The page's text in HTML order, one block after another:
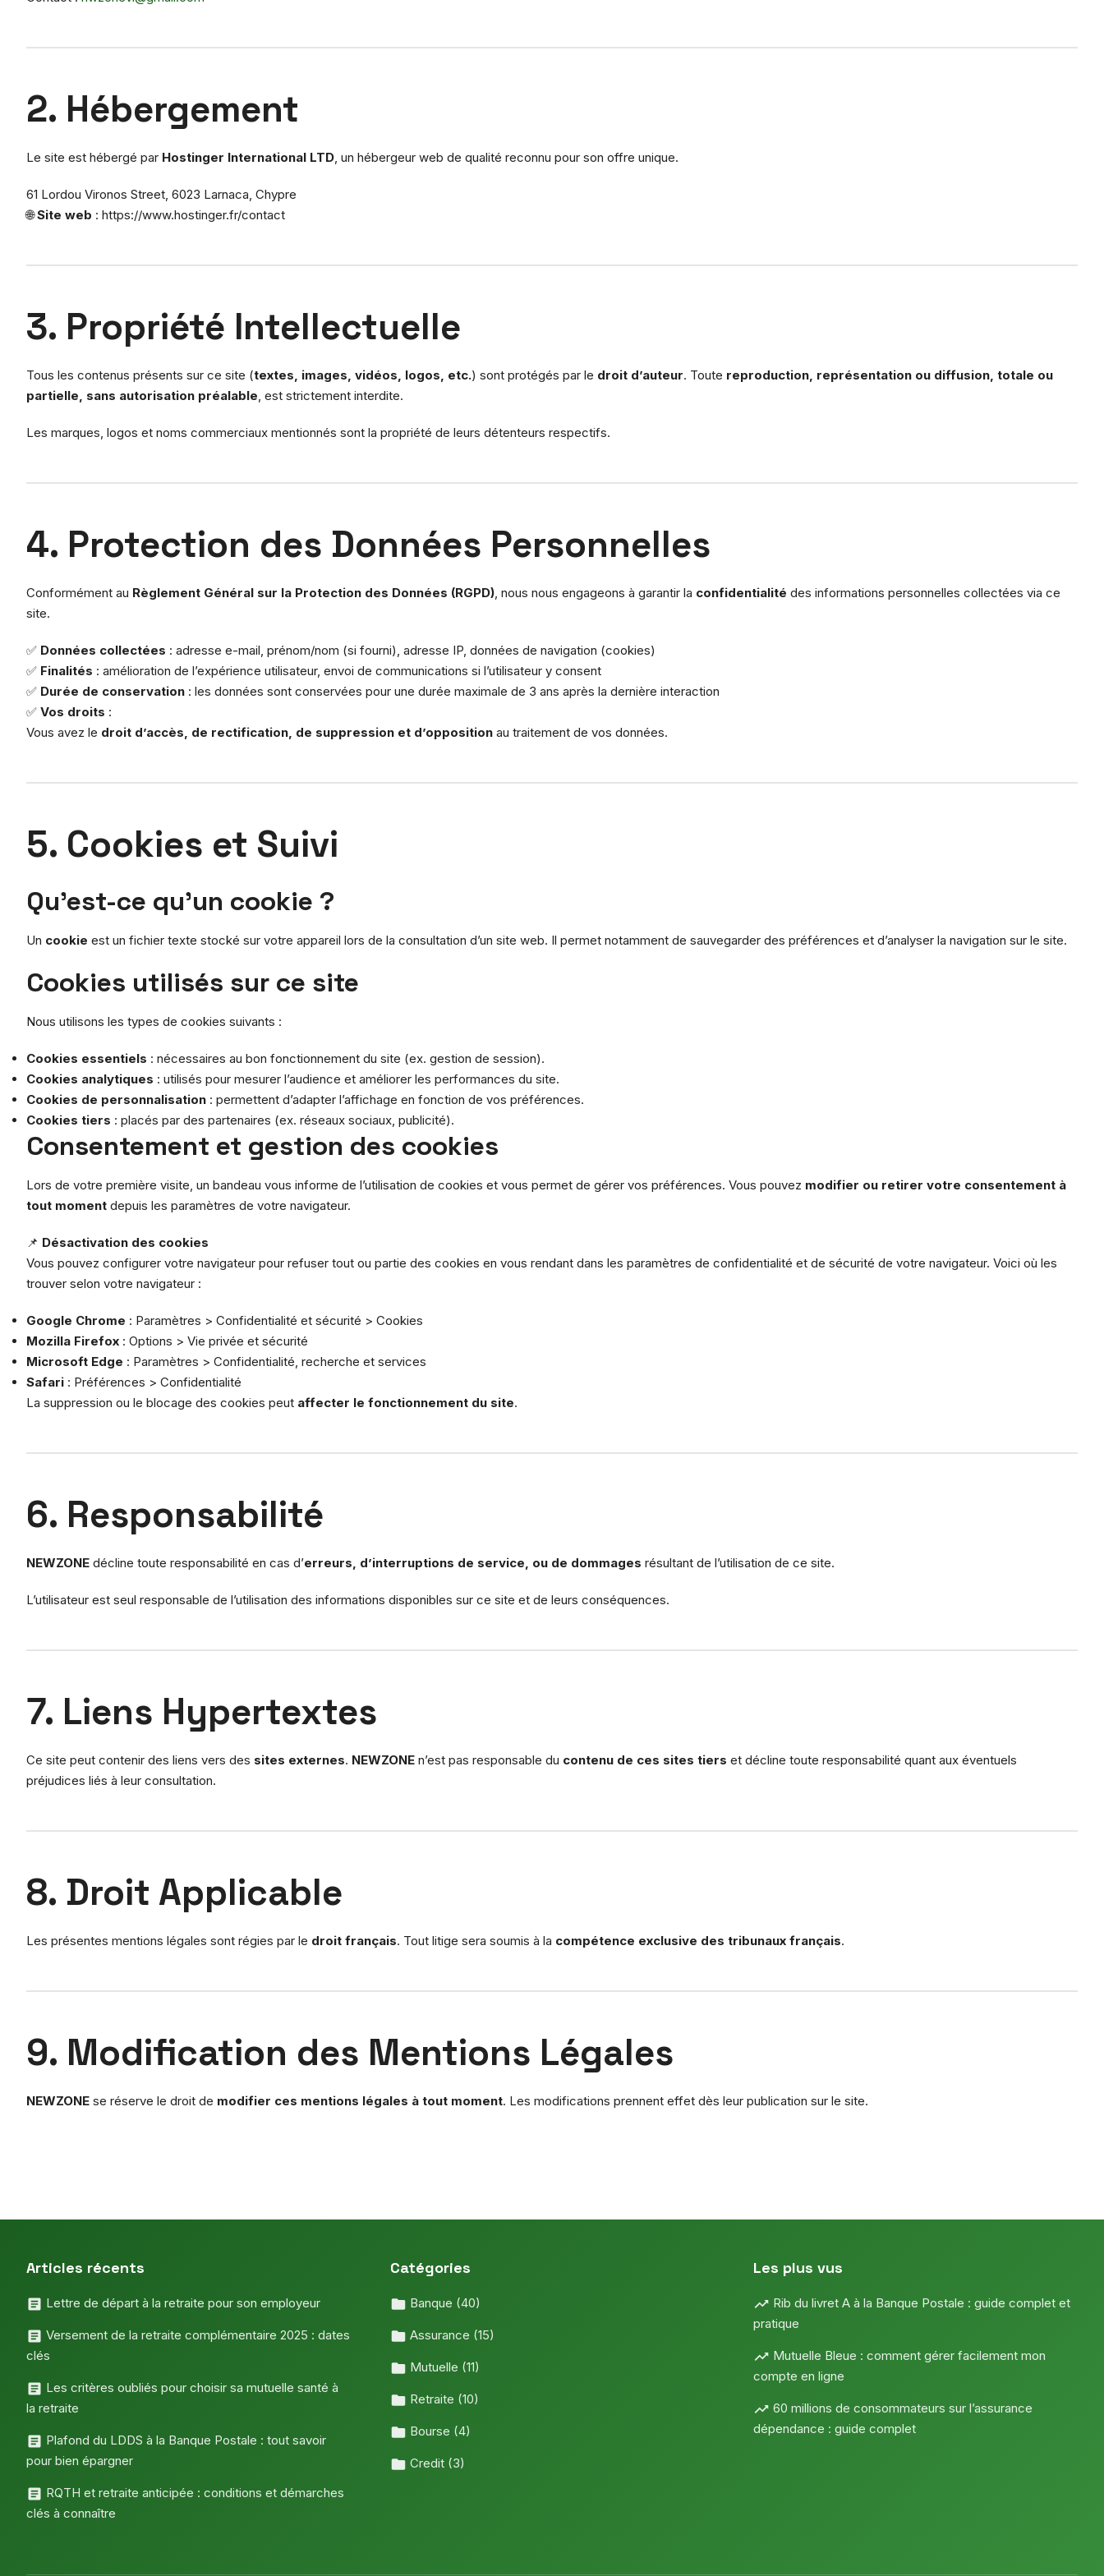
2. Hébergement
Le site est hébergé par Hostinger International LTD, un hébergeur web de qualité reconnu pour son offre unique.
61 Lordou Vironos Street, 6023 Larnaca, Chypre
🌐Site web : https://www.hostinger.fr/contact
3. Propriété Intellectuelle
Tous les contenus présents sur ce site (textes, images, vidéos, logos, etc.) sont protégés par le droit d’auteur. Toute reproduction, représentation ou diffusion, totale ou
partielle, sans autorisation préalable, est strictement interdite.
Les marques, logos et noms commerciaux mentionnés sont la propriété de leurs détenteurs respectifs.
4. Protection des Données Personnelles
Conformément au Règlement Général sur la Protection des Données (RGPD), nous nous engageons à garantir la confidentialité des informations personnelles collectées via ce
site.
✅ Données collectées : adresse e-mail, prénom/nom (si fourni), adresse IP, données de navigation (cookies)
✅ Finalités : amélioration de l’expérience utilisateur, envoi de communications si l’utilisateur y consent
✅ Durée de conservation : les données sont conservées pour une durée maximale de 3 ans après la dernière interaction
✅ Vos droits :
Vous avez le droit d’accès, de rectification, de suppression et d’opposition au traitement de vos données.
5. Cookies et Suivi
Qu’est-ce qu’un cookie ?
Un cookie est un fichier texte stocké sur votre appareil lors de la consultation d’un site web. Il permet notamment de sauvegarder des préférences et d’analyser la navigation sur le site.
Cookies utilisés sur ce site
Nous utilisons les types de cookies suivants :
Cookies essentiels : nécessaires au bon fonctionnement du site (ex. gestion de session).
Cookies analytiques : utilisés pour mesurer l’audience et améliorer les performances du site.
Cookies de personnalisation : permettent d’adapter l’affichage en fonction de vos préférences.
Cookies tiers : placés par des partenaires (ex. réseaux sociaux, publicité).
Consentement et gestion des cookies
Lors de votre première visite, un bandeau vous informe de l’utilisation de cookies et vous permet de gérer vos préférences. Vous pouvez modifier ou retirer votre consentement à
tout moment depuis les paramètres de votre navigateur.
📌 Désactivation des cookies
Vous pouvez configurer votre navigateur pour refuser tout ou partie des cookies en vous rendant dans les paramètres de confidentialité et de sécurité de votre navigateur. Voici où les
trouver selon votre navigateur :
Google Chrome : Paramètres > Confidentialité et sécurité > Cookies
Mozilla Firefox : Options > Vie privée et sécurité
Microsoft Edge : Paramètres > Confidentialité, recherche et services
Safari : Préférences > Confidentialité
La suppression ou le blocage des cookies peut affecter le fonctionnement du site.
6. Responsabilité
NEWZONE décline toute responsabilité en cas d’erreurs, d’interruptions de service, ou de dommages résultant de l’utilisation de ce site.
L’utilisateur est seul responsable de l’utilisation des informations disponibles sur ce site et de leurs conséquences.
7. Liens Hypertextes
Ce site peut contenir des liens vers des sites externes. NEWZONE n’est pas responsable du contenu de ces sites tiers et décline toute responsabilité quant aux éventuels
préjudices liés à leur consultation.
8. Droit Applicable
Les présentes mentions légales sont régies par le droit français. Tout litige sera soumis à la compétence exclusive des tribunaux français.
9. Modification des Mentions Légales
NEWZONE se réserve le droit de modifier ces mentions légales à tout moment. Les modifications prennent effet dès leur publication sur le site.
Articles récents
Lettre de départ à la retraite pour son employeur
Versement de la retraite complémentaire 2025 : dates
clés
Les critères oubliés pour choisir sa mutuelle santé à
la retraite
Plafond du LDDS à la Banque Postale : tout savoir
pour bien épargner
RQTH et retraite anticipée : conditions et démarches
clés à connaître
Catégories
Banque (40)
Assurance (15)
Mutuelle (11)
Retraite (10)
Bourse (4)
Credit (3)
Les plus vus
Rib du livret A à la Banque Postale : guide complet et
pratique
Mutuelle Bleue : comment gérer facilement mon
compte en ligne
60 millions de consommateurs sur l’assurance
dépendance : guide complet